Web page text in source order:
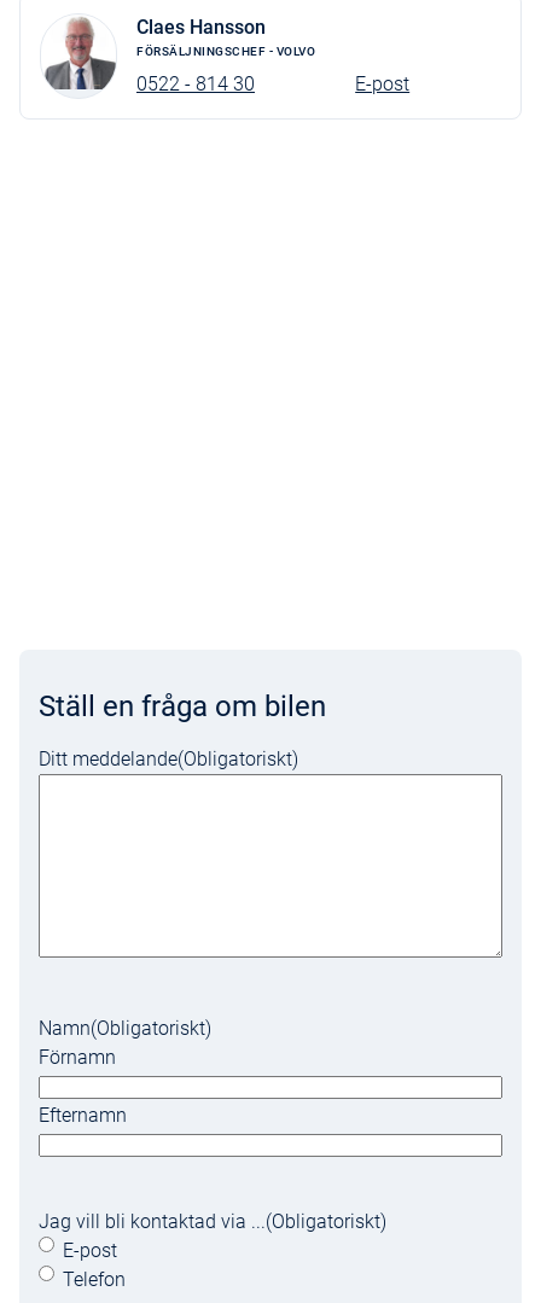
Claes Hansson
FÖRSÄLJNINGSCHEF - VOLVO
0522 - 814 30 E-post
Ställ en fråga om bilen
Ditt meddelande(Obligatoriskt)
Namn(Obligatoriskt)
Förnamn
Efternamn
Jag vill bli kontaktad via ...(Obligatoriskt)
E-post
Telefon